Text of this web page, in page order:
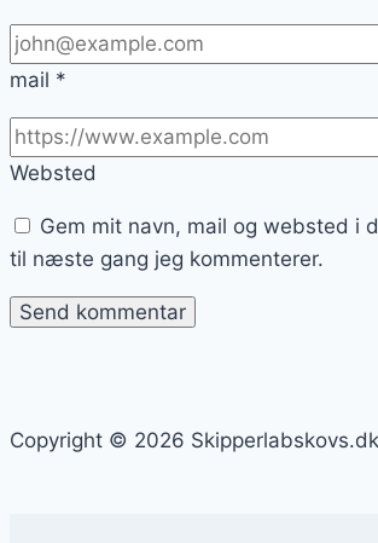
mail *
Websted
Gem mit navn, mail og websted i
til næste gang jeg kommenterer.
Copyright © 2026 Skipperlabskovs.dk